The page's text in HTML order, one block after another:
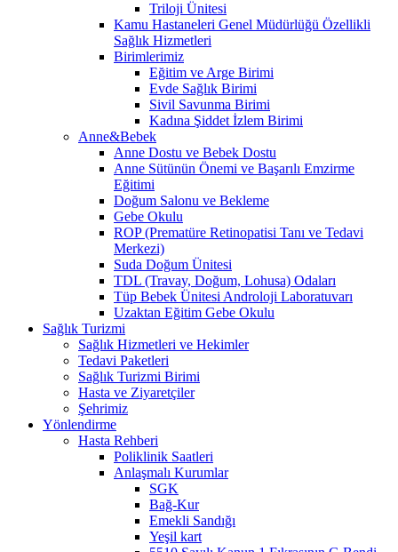
Triloji Ünitesi
Kamu Hastaneleri Genel Müdürlüğü Özellikli
Sağlık Hizmetleri
Birimlerimiz
Eğitim ve Arge Birimi
Evde Sağlık Birimi
Sivil Savunma Birimi
Kadına Şiddet İzlem Birimi
Anne&Bebek
Anne Dostu ve Bebek Dostu
Anne Sütünün Önemi ve Başarılı Emzirme
Eğitimi
Doğum Salonu ve Bekleme
Gebe Okulu
ROP (Prematüre Retinopatisi Tanı ve Tedavi
Merkezi)
Suda Doğum Ünitesi
TDL (Travay, Doğum, Lohusa) Odaları
Tüp Bebek Ünitesi Androloji Laboratuvarı
Uzaktan Eğitim Gebe Okulu
Sağlık Turizmi
Sağlık Hizmetleri ve Hekimler
Tedavi Paketleri
Sağlık Turizmi Birimi
Hasta ve Ziyaretçiler
Şehrimiz
Yönlendirme
Hasta Rehberi
Poliklinik Saatleri
Anlaşmalı Kurumlar
SGK
Bağ-Kur
Emekli Sandığı
Yeşil kart